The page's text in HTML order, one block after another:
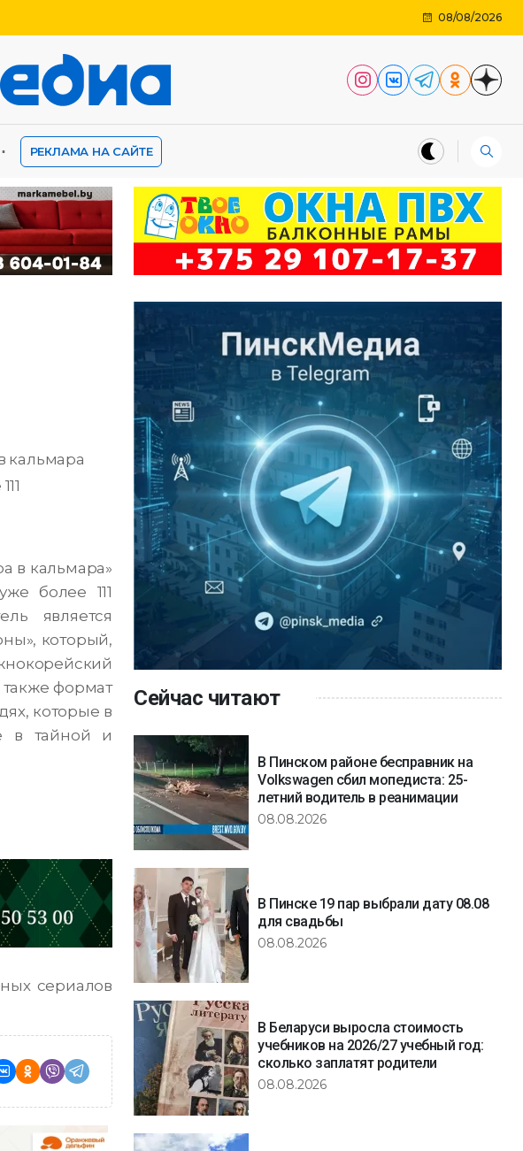
08/08/2026
РЕКЛАМА НА САЙТЕ
кальмара
в кальмара»
более 111
является
который,
формат
которые в
в тайной и
сериалов
Сейчас читают
В Пинском районе бесправник на
Volkswagen сбил мопедиста: 25-
летний водитель в реанимации
08.08.2026
В Пинске 19 пар выбрали дату 08.08
для свадьбы
08.08.2026
В Беларуси выросла стоимость
учебников на 2026/27 учебный год:
сколько заплатят родители
08.08.2026